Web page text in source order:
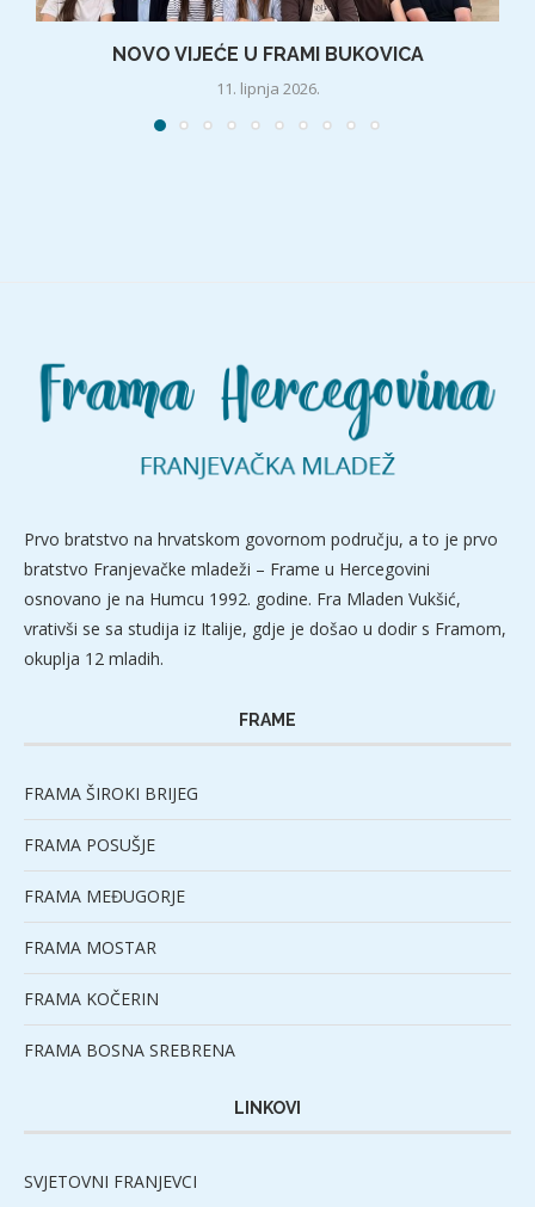
NOVO VIJEĆE U FRAMI BUKOVICA
11. lipnja 2026.
Prvo bratstvo na hrvatskom govornom području, a to je prvo
bratstvo Franjevačke mladeži – Frame u Hercegovini
osnovano je na Humcu 1992. godine. Fra Mladen Vukšić,
vrativši se sa studija iz Italije, gdje je došao u dodir s Framom,
okuplja 12 mladih.
FRAME
FRAMA ŠIROKI BRIJEG
FRAMA POSUŠJE
FRAMA MEĐUGORJE
FRAMA MOSTAR
FRAMA KOČERIN
FRAMA BOSNA SREBRENA
LINKOVI
SVJETOVNI FRANJEVCI